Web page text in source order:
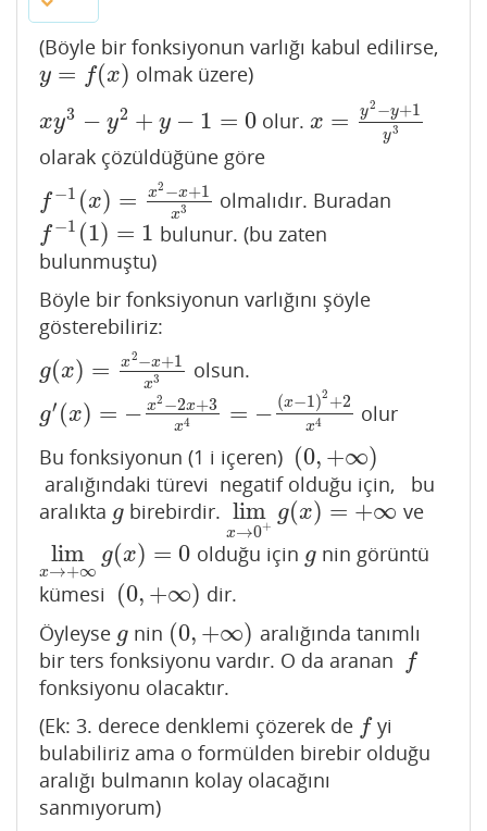
(Böyle bir fonksiyonun varlığı kabul edilirse,
y = f(x)
y=f(x olmak üzere)
xy3 − y2 + y − 1 = 0
xy3− y2 +y− 1= 0 olur.x = y2 −y+1
y3
x= y2 −y+1y3
olarak çözüldüğüne göre
f −1 (x) = x2 −x+1
x3
f−1(x)=x2 −x +1x3 olmalıdır. Buradan
f −1 (1) = 1
f−1(1)=1
bulunur. (bu zaten
bulunmuştu)
Böyle bir fonksiyonun varlığını şöyle
gösterebiliriz:
g(x) = x2−x+1
x3
g(x)=x 2− x+1x3 olsun.
g′ (x) = − x2 −2x+3
x4 = − (x−1)2 +2
x4
g′(x)=− x2 −2x+3x4=−(x −1 2+2x4
olur
Bu fonksiyonun (1 i içeren) (0, +∞)
(0,+ ∞)
aralığındaki türevi negatif olduğu için, bu
aralıkta g
g birebirdir. lim
x→0+
g(x) = +∞
limx→0+g( x)= +∞ ve
lim
x→+∞
g(x) = 0
limx→ +∞g(x =0 olduğu için g
gnin görüntü
kümesi (0, +∞)
(0,+ ∞)
dir.
Öyleyse g
g nin (0, +∞)
(0,+ ∞)
aralığında tanımlı
bir ters fonksiyonu vardır. O da aranan
f
f
fonksiyonu olacaktır.
(Ek: 3. derece denklemi çözerek de f
f yi
bulabiliriz ama o formülden birebir olduğu
aralığı bulmanın kolay olacağını
sanmıyorum)